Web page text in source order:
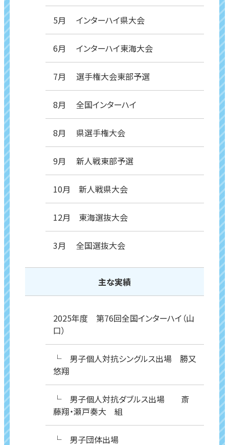
5月 インターハイ県大会
6月 インターハイ東海大会
7月 選手権大会東部予選
8月 全国インターハイ
8月 県選手権大会
9月 新人戦東部予選
10月 新人戦県大会
12月 東海選抜大会
3月 全国選抜大会
主な実績
2025年度 第76回全国インターハイ（山
口）
└ 男子個人対抗シングルス出場 勝又
悠翔
└ 男子個人対抗ダブルス出場 斎
藤翔・瀬戸奏大 組
└ 男子団体出場